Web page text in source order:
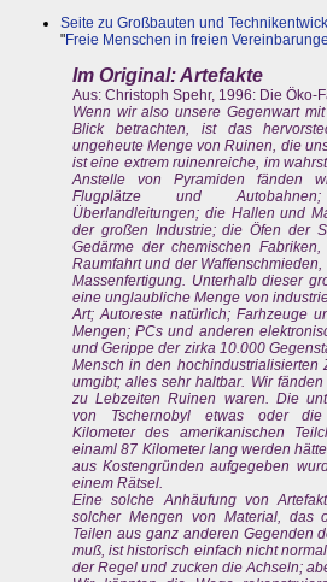
Seite zu Großbauten und
"Freie Menschen in freien
Im Original: Artefakte
Aus: Christoph Spehr, 1996: Die Öko-
Wenn wir also unsere Gegenwart
Blick betrachten, ist das
ungeheute Menge von Ruinen, die
ist eine extrem ruinenreiche, im
Anstelle von Pyramiden fänden
Flugplätze und
Überlandleitungen; die Hallen und
der großen Industrie; die Öfen der
Gedärme der chemischen
Raumfahrt und der
Massenfertigung. Unterhalb dieser
eine unglaubliche Menge von
Art; Autoreste natürlich; Farhzeuge
Mengen; PCs und anderen
und Gerippe der zirka 10.000
Mensch in den hochindustrialisierten
umgibt; alles sehr haltbar. Wir
zu Lebzeiten Ruinen waren. Die
von Tschernobyl etwas oder die
Kilometer des amerikanischen
einaml 87 Kilometer lang werden
aus Kostengründen aufgegeben
einem Rätsel.
Eine solche Anhäufung von
solcher Mengen von Material, das
Teilen aus ganz anderen Gegenden
muß, ist historisch einfach nicht
der Regel und zucken die Achseln;